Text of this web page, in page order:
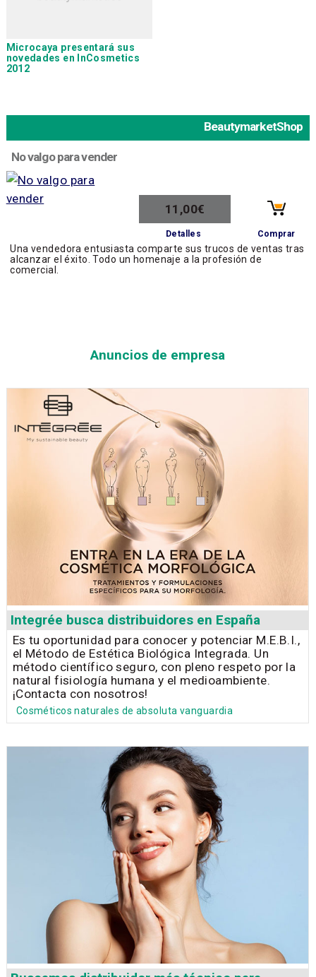
Microcaya presentará sus
novedades en InCosmetics
2012
BeautymarketShop
No valgo para vender
11,00€
Detalles Comprar
Una vendedora entusiasta comparte sus trucos de ventas tras
alcanzar el éxito. Todo un homenaje a la profesión de
comercial.
Anuncios de empresa
Integrée busca distribuidores en España
Es tu oportunidad para conocer y potenciar M.E.B.I.,
el Método de Estética Biológica Integrada. Un
método científico seguro, con pleno respeto por la
natural fisiología humana y el medioambiente.
¡Contacta con nosotros!
Cosméticos naturales de absoluta vanguardia